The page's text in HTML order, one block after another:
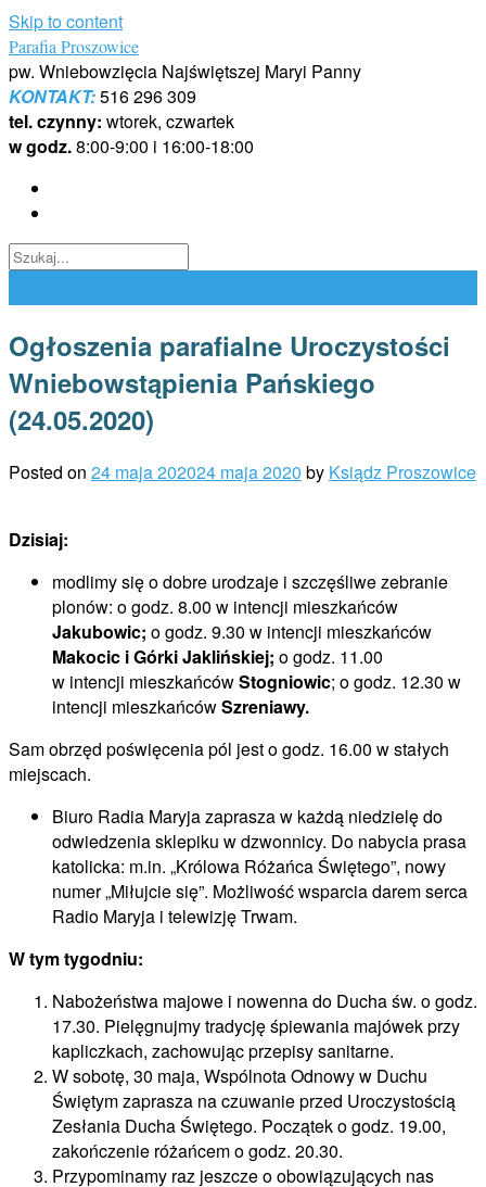
Skip to content
Parafia Proszowice
pw. Wniebowzięcia Najświętszej Maryi Panny
KONTAKT:516 296 309
tel. czynny: wtorek, czwartek
w godz.8:00-9:00 i 16:00-18:00
Ogłoszenia parafialne Uroczystości
Wniebowstąpienia Pańskiego
(24.05.2020)
Posted on 24 maja 202024 maja 2020 by Ksiądz Proszowice
Dzisiaj:
modlimy się o dobre urodzaje i szczęśliwe zebranie
plonów: o godz. 8.00 w intencji mieszkańców
Jakubowic; o godz. 9.30 w intencji mieszkańców
Makocic i Górki Jaklińskiej; o godz. 11.00
w intencji mieszkańcówStogniowic; o godz. 12.30 w
intencji mieszkańcówSzreniawy.
Sam obrzęd poświęcenia pól jest o godz. 16.00 w stałych
miejscach.
Biuro Radia Maryja zaprasza w każdą niedzielę do
odwiedzenia sklepiku w dzwonnicy. Do nabycia prasa
katolicka: m.in. „Królowa Różańca Świętego”, nowy
numer „Miłujcie się”. Możliwość wsparcia darem serca
Radio Maryja i telewizję Trwam.
W tym tygodniu:
Nabożeństwa majowe i nowenna do Ducha św. o godz.
17.30. Pielęgnujmy tradycję śpiewania majówek przy
kapliczkach, zachowując przepisy sanitarne.
W sobotę, 30 maja, Wspólnota Odnowy w Duchu
Świętym zaprasza na czuwanie przed Uroczystością
Zesłania Ducha Świętego. Początek o godz. 19.00,
zakończenie różańcem o godz. 20.30.
Przypominamy raz jeszcze o obowiązujących nas